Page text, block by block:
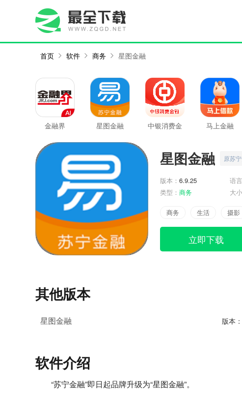
首页 软件 商务 星图金融
金融界 星图金融
中银消费金
马上金融
星图金融 原苏宁
版本： 6.9.25 语
类型： 商务 大
商务 生活 摄影
立即下载
其他版本
星图金融 版本
软件介绍
“苏宁金融”即日起品牌升级为“星图金融”。